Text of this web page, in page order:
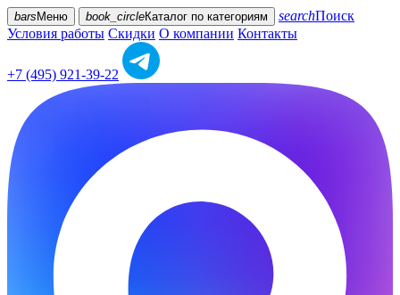
bars Меню book_circleКаталог по категориям searchПоиск
Условия работы Скидки О компании Контакты
+7 (495) 921-39-22